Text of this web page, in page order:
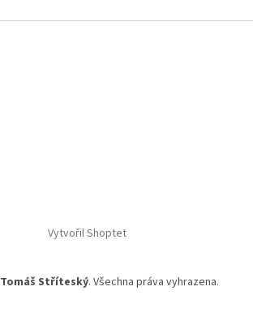
Vytvořil Shoptet
Tomáš Stříteský. Všechna práva vyhrazena.